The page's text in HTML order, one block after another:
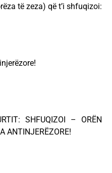
të zeza) që t’i shfuqizoi:
SHFUQIZOI – ORËN
ANTINJERËZORE!